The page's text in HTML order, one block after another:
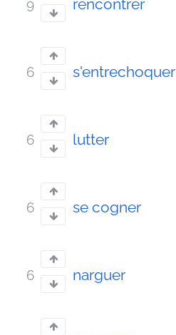
9 rencontrer
6 s'entrechoquer
6 lutter
6 se cogner
6 narguer